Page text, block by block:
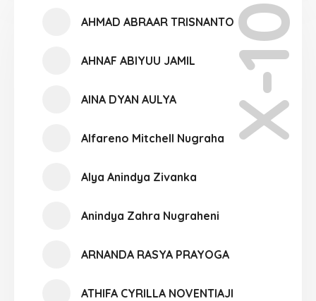
X-10
AHMAD ABRAAR TRISNANTO
AHNAF ABIYUU JAMIL
AINA DYAN AULYA
Alfareno Mitchell Nugraha
Alya Anindya Zivanka
Anindya Zahra Nugraheni
ARNANDA RASYA PRAYOGA
ATHIFA CYRILLA NOVENTIAJI